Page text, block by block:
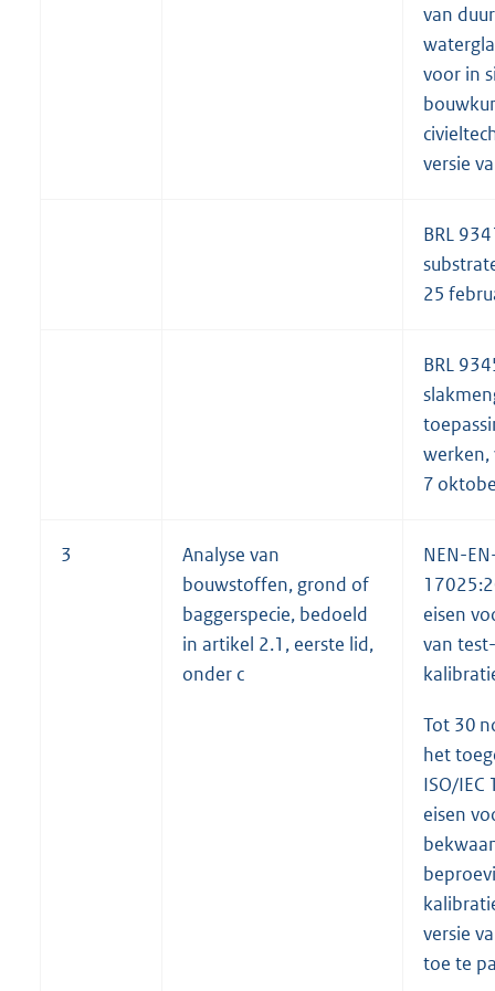
van
voor in
versie
BRL
25
BRL
werken,
7
3
Analyse van
bouwstoffen, grond of
baggerspecie, bedoeld
in artikel 2.1, eerste lid,
onder c
NEN-
eisen
van
Tot 30
het
ISO/
eisen
versie
toe te